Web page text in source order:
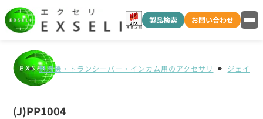
製品検索 お問い合わせ
無線機・トランシーバー・インカム用のアクセサリ ジェイモ
(J)PP1004